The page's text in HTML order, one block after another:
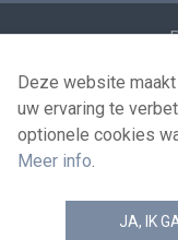
Deze website
uw ervaring te
optionele cookies
Meer info.
JA, IK